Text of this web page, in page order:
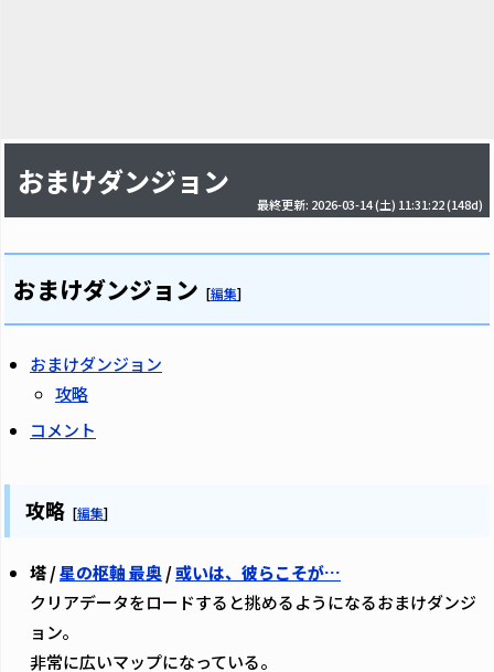
おまけダンジョン
最終更新: 2026-03-14 (土) 11:31:22(148d)
おまけダンジョン [編集]
おまけダンジョン
攻略
コメント
攻略 [編集]
塔 /星の枢軸 最奥/或いは、彼らこそが…
クリアデータをロードすると挑めるようになるおまけダンジ
ョン。
非常に広いマップになっている。